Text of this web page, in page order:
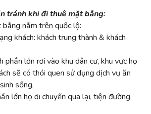
tránh khi đi thuê mặt bằng:
bằng nằm trên quốc lộ:
khách: khách trung thành & khách
phần lớn rơi vào khu dân cư, khu vực họ
sẽ có thói quen sử dụng dịch vụ ăn
sống.
lớn họ di chuyển qua lại, tiện đường